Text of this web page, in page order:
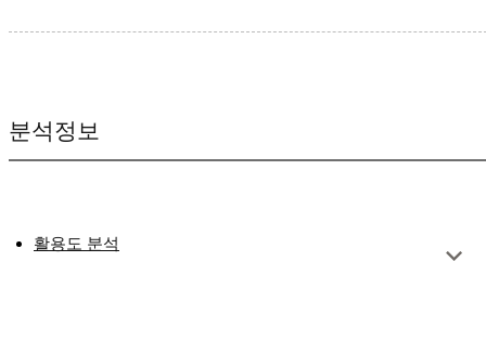
분석정보
활용도 분석